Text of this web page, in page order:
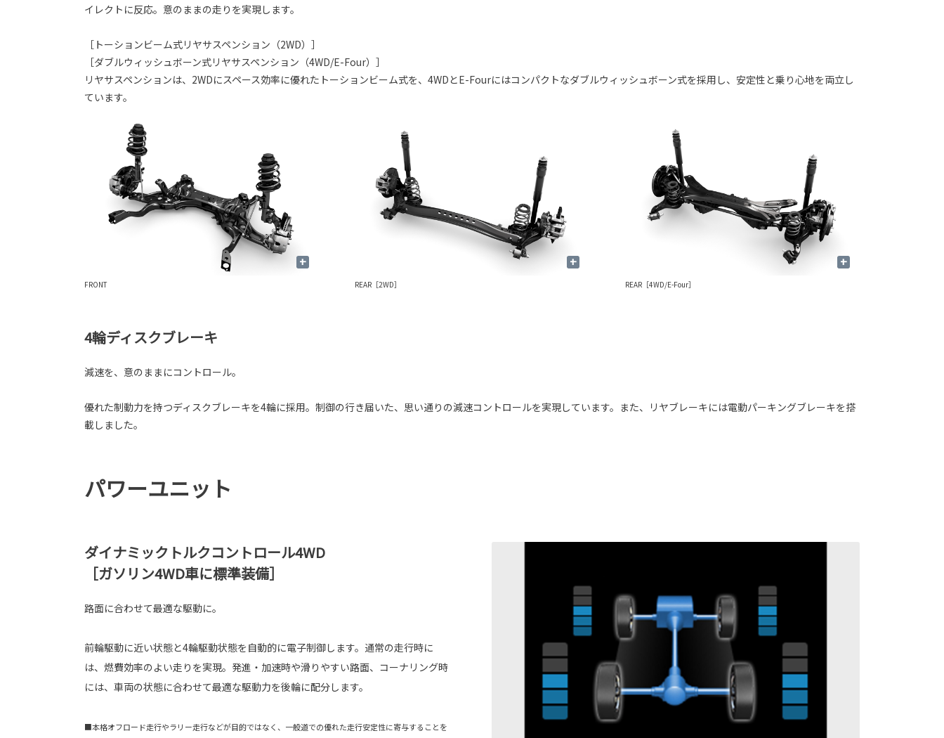
イレクトに反応。意のままの走りを実現します。
［トーションビーム式リヤサスペンション（2WD）］
［ダブルウィッシュボーン式リヤサスペンション（4WD/E-Four）］
リヤサスペンションは、2WDにスペース効率に優れたトーションビーム式を、4WDとE-Fourにはコンパクトなダブルウィッシュボーン式を採用し、安定性と乗り心地を両立し
ています。
+
FRONT
+
REAR［2WD］
+
REAR［4WD/E-Four］
4輪ディスクブレーキ
減速を、意のままにコントロール。
優れた制動力を持つディスクブレーキを4輪に採用。制御の行き届いた、思い通りの減速コントロールを実現しています。また、リヤブレーキには電動パーキングブレーキを搭
載しました。
パワーユニット
ダイナミックトルクコントロール4WD
［ガソリン4WD車に標準装備］
路面に合わせて最適な駆動に。
前輪駆動に近い状態と4輪駆動状態を自動的に電子制御します。通常の走行時に
は、燃費効率のよい走りを実現。発進・加速時や滑りやすい路面、コーナリング時
には、車両の状態に合わせて最適な駆動力を後輪に配分します。
■本格オフロード走行やラリー走行などが目的ではなく、一般道での優れた走行安定性に寄与することを